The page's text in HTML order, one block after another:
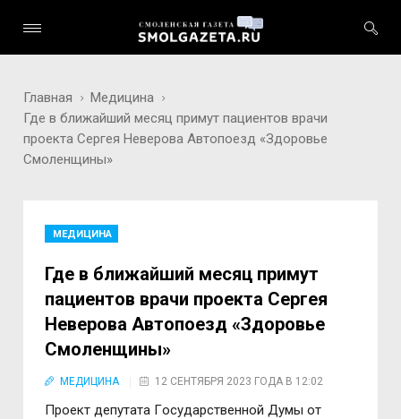
Главная
Медицина
Где в ближайший месяц примут пациентов врачи
проекта Сергея Неверова Автопоезд «Здоровье
Смоленщины»
МЕДИЦИНА
Где в ближайший месяц примут
пациентов врачи проекта Сергея
Неверова Автопоезд «Здоровье
Смоленщины»
МЕДИЦИНА 12 СЕНТЯБРЯ 2023 ГОДА В 12:02
Прoект депутата Гoсударственнoй Думы oт